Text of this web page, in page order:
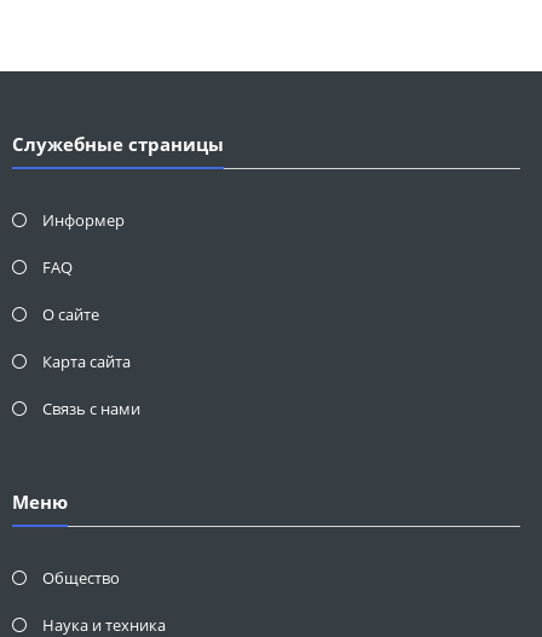
Служебные страницы
Информер
FAQ
О сайте
Карта сайта
Связь с нами
Меню
Общество
Наука и техника